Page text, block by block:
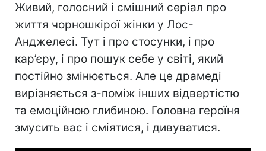
Живий, голосний і смішний серіал про
життя чорношкірої жінки у Лос-
Анджелесі. Тут і про стосунки, і про
кар’єру, і про пошук себе у світі, який
постійно змінюється. Але це драмеді
вирізняється з-поміж інших відвертістю
та емоційною глибиною. Головна героїня
змусить вас і сміятися, і дивуватися.